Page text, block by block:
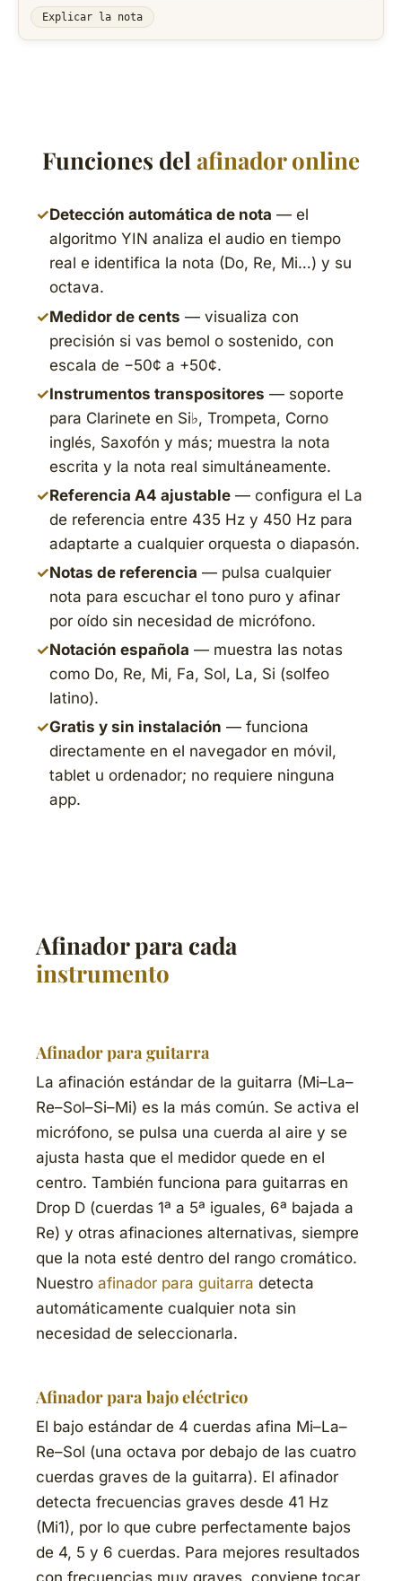
Explicar la nota
Funciones delafinador online
✓Detección automática de nota — el
algoritmo YIN analiza el audio en tiempo
real e identifica la nota (Do, Re, Mi…) y su
octava.
✓Medidor de cents — visualiza con
precisión si vas bemol o sostenido, con
escala de −50¢ a +50¢.
✓Instrumentos transpositores — soporte
para Clarinete en Si♭, Trompeta, Corno
inglés, Saxofón y más; muestra la nota
escrita y la nota real simultáneamente.
✓Referencia A4 ajustable — configura el La
de referencia entre 435 Hz y 450 Hz para
adaptarte a cualquier orquesta o diapasón.
✓Notas de referencia — pulsa cualquier
nota para escuchar el tono puro y afinar
por oído sin necesidad de micrófono.
✓Notación española — muestra las notas
como Do, Re, Mi, Fa, Sol, La, Si (solfeo
latino).
✓Gratis y sin instalación — funciona
directamente en el navegador en móvil,
tablet u ordenador; no requiere ninguna
app.
Afinador para cada
instrumento
Afinador para guitarra
La afinación estándar de la guitarra (Mi–La–
Re–Sol–Si–Mi) es la más común. Se activa el
micrófono, se pulsa una cuerda al aire y se
ajusta hasta que el medidor quede en el
centro. También funciona para guitarras en
Drop D (cuerdas 1ª a 5ª iguales, 6ª bajada a
Re) y otras afinaciones alternativas, siempre
que la nota esté dentro del rango cromático.
Nuestro afinador para guitarra detecta
automáticamente cualquier nota sin
necesidad de seleccionarla.
Afinador para bajo eléctrico
El bajo estándar de 4 cuerdas afina Mi–La–
Re–Sol (una octava por debajo de las cuatro
cuerdas graves de la guitarra). El afinador
detecta frecuencias graves desde 41 Hz
(Mi1), por lo que cubre perfectamente bajos
de 4, 5 y 6 cuerdas. Para mejores resultados